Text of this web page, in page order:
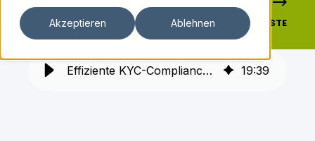
Akzeptieren Ablehnen
VORHERIGE NÄCHSTE
Effiziente KYC-Compliance: Moderne Strategien und Technologien 19:39